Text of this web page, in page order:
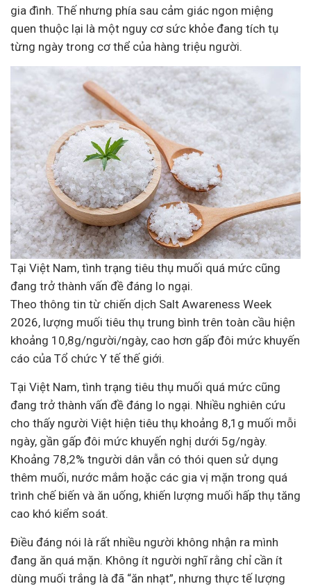
gia đình. Thế nhưng phía sau cảm giác ngon miệng
quen thuộc lại là một nguy cơ sức khỏe đang tích tụ
từng ngày trong cơ thể của hàng triệu người.
Tại Việt Nam, tình trạng tiêu thụ muối quá mức cũng
đang trở thành vấn đề đáng lo ngại.
Theo thông tin từ chiến dịch Salt Awareness Week
2026, lượng muối tiêu thụ trung bình trên toàn cầu hiện
khoảng 10,8g/người/ngày, cao hơn gấp đôi mức khuyến
cáo của Tổ chức Y tế thế giới.
Tại Việt Nam, tình trạng tiêu thụ muối quá mức cũng
đang trở thành vấn đề đáng lo ngại. Nhiều nghiên cứu
cho thấy người Việt hiện tiêu thụ khoảng 8,1g muối mỗi
ngày, gần gấp đôi mức khuyến nghị dưới 5g/ngày.
Khoảng 78,2% tngười dân vẫn có thói quen sử dụng
thêm muối, nước mắm hoặc các gia vị mặn trong quá
trình chế biến và ăn uống, khiến lượng muối hấp thụ tăng
cao khó kiểm soát.
Điều đáng nói là rất nhiều người không nhận ra mình
đang ăn quá mặn. Không ít người nghĩ rằng chỉ cần ít
dùng muối trắng là đã “ăn nhạt”, nhưng thực tế lượng